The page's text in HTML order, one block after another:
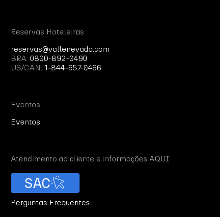
Reservas Hoteleiras
reservas@vallenevado.com
BRA:0800-892-0490
US/CAN:1-844-657-0466
Eventos
Eventos
Atendimento ao cliente e informações AQUI
SAC
Perguntas Frequentes